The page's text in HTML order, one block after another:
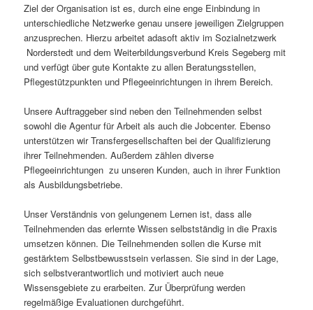
Ziel der Organisation ist es, durch eine enge Einbindung in
unterschiedliche Netzwerke genau unsere jeweiligen Zielgruppen
anzusprechen. Hierzu arbeitet adasoft aktiv im Sozialnetzwerk
Norderstedt und dem Weiterbildungsverbund Kreis Segeberg mit
und verfügt über gute Kontakte zu allen Beratungsstellen,
Pflegestützpunkten und Pflegeeinrichtungen in ihrem Bereich.
Unsere Auftraggeber sind neben den Teilnehmenden selbst
sowohl die Agentur für Arbeit als auch die Jobcenter. Ebenso
unterstützen wir Transfergesellschaften bei der Qualifizierung
ihrer Teilnehmenden. Außerdem zählen diverse
Pflegeeinrichtungen zu unseren Kunden, auch in ihrer Funktion
als Ausbildungsbetriebe.
Unser Verständnis von gelungenem Lernen ist, dass alle
Teilnehmenden das erlernte Wissen selbstständig in die Praxis
umsetzen können. Die Teilnehmenden sollen die Kurse mit
gestärktem Selbstbewusstsein verlassen. Sie sind in der Lage,
sich selbstverantwortlich und motiviert auch neue
Wissensgebiete zu erarbeiten. Zur Überprüfung werden
regelmäßige Evaluationen durchgeführt.